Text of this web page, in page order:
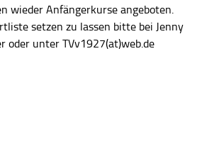
wieder Anfängerkurse angeboten.
setzen zu lassen bitte bei Jenny
oder unter TVv1927(at)web.de